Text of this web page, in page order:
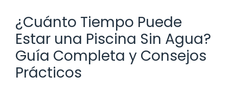
¿Cuánto Tiempo Puede
Estar una Piscina Sin Agua?
Guía Completa y Consejos
Prácticos